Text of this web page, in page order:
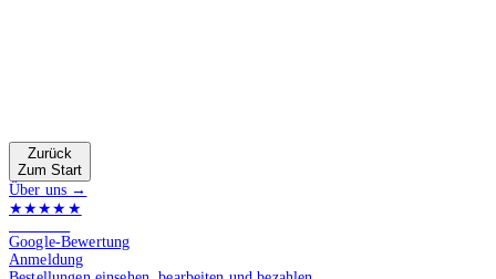
Zurück
Zum Start
Über uns →
★★★★★
Google-Bewertung
Anmeldung